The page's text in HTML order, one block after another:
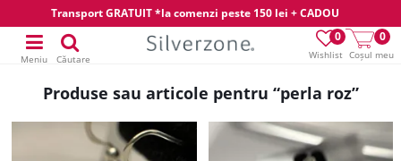
Transport GRATUIT *la comenzi peste 150 lei + CADOU
Wishlist
0
Coșul meu
0
Meniu Căutare
Produse sau articole pentru “perla roz”